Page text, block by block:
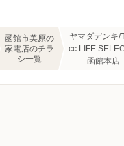
函館市美原の
家電店のチラ
シ一覧
ヤマダデンキ/
cc LIFE
函館本店